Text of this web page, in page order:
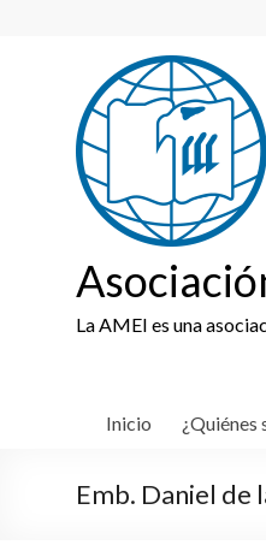
La AMEI es una
Inicio ¿Quiénes
Emb. Daniel de